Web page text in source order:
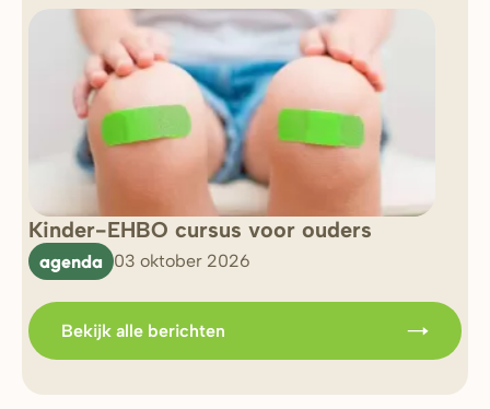
Kinder-EHBO cursus voor ouders
agenda 03 oktober 2026
Bekijk alle berichten